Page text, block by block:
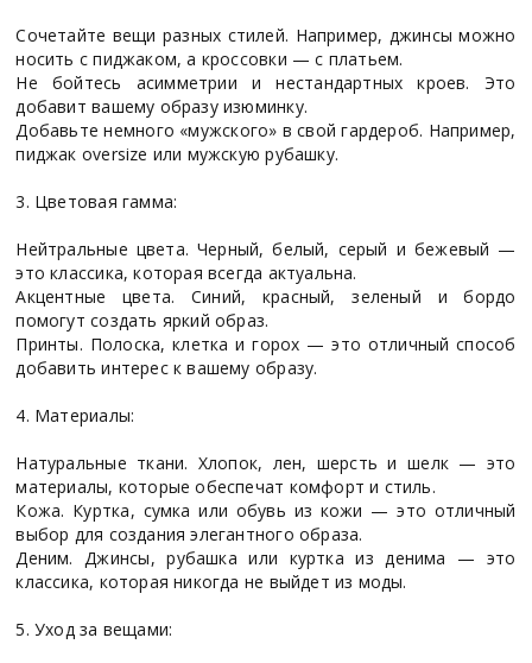
Сочетайте вещи разных стилей. Например, джинсы можно
носить с пиджаком, а кроссовки — с платьем.
Не бойтесь асимметрии и нестандартных кроев. Это
добавит вашему образу изюминку.
Добавьте немного «мужского» в свой гардероб. Например,
пиджак oversize или мужскую рубашку.
3. Цветовая гамма:
Нейтральные цвета. Черный, белый, серый и бежевый —
это классика, которая всегда актуальна.
Акцентные цвета. Синий, красный, зеленый и бордо
помогут создать яркий образ.
Принты. Полоска, клетка и горох — это отличный способ
добавить интерес к вашему образу.
4. Материалы:
Натуральные ткани. Хлопок, лен, шерсть и шелк — это
материалы, которые обеспечат комфорт и стиль.
Кожа. Куртка, сумка или обувь из кожи — это отличный
выбор для создания элегантного образа.
Деним. Джинсы, рубашка или куртка из денима — это
классика, которая никогда не выйдет из моды.
5. Уход за вещами: